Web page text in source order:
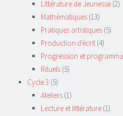
Littérature de Jeunesse (2)
Mathématiques (13)
Pratiques artistiques (5)
Production d'écrit (4)
Progression et
Rituels (5)
Cycle 3 (5)
Ateliers (1)
Lecture et littérature (1)